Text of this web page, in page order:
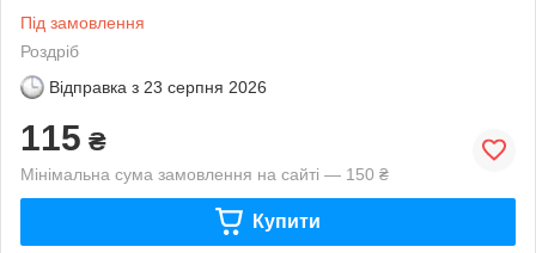
Під замовлення
Роздріб
Відправка з 23 серпня 2026
115 ₴
Мінімальна сума замовлення на сайті — 150 ₴
Купити